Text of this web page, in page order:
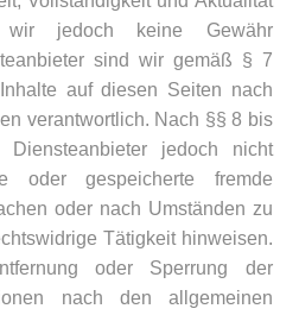
jedoch keine Gewähr
sind wir gemäß § 7
auf diesen Seiten nach
verantwortlich. Nach §§ 8 bis
jedoch nicht
oder gespeicherte fremde
oder nach Umständen zu
Tätigkeit hinweisen.
oder Sperrung der
nach den allgemeinen